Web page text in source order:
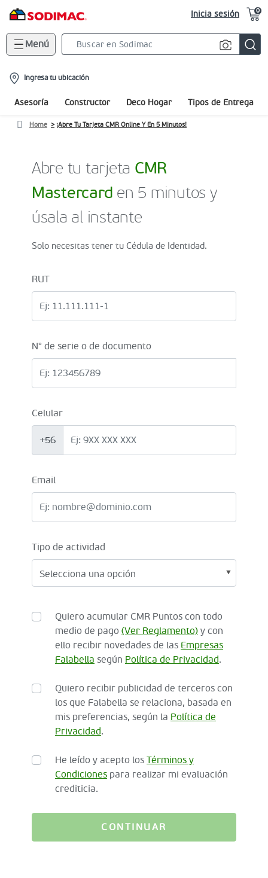
Inicia sesión 0
Menú
location-
icon
Ingresa tu ubicación
Asesoría Constructor Deco Hogar Tipos de Entrega
Home ¡Abre Tu Tarjeta CMR Online Y En 5 Minutos!
Abre tu tarjeta CMR
Mastercard en 5 minutos y
úsala al instante
Solo necesitas tener tu Cédula de Identidad.
RUT
N° de serie o de documento
Celular
+56
Email
Tipo de actividad
Quiero acumular CMR Puntos con todo
medio de pago (Ver Reglamento) y con
ello recibir novedades de las Empresas
Falabella según Política de Privacidad.
Quiero recibir publicidad de terceros con
los que Falabella se relaciona, basada en
mis preferencias, según la Política de
Privacidad.
He leído y acepto los Términos y
Condiciones para realizar mi evaluación
crediticia.
CONTINUAR